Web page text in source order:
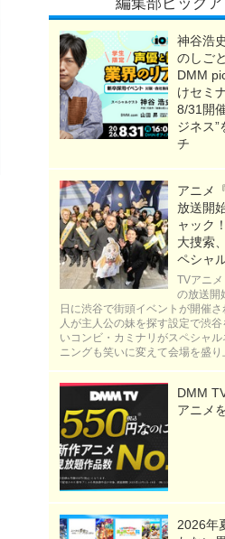
神谷浩
のしご
DMM
けセミ
8/31開
ジネス”
チ
アニメ
放送開
ャック
大捜索
ペシャ
TVアニメ
の放送開
日に渋谷で街頭イベントが開催
人が主人公の妹を探す設定で渋
いコンビ・カミナリがスペシャ
ニングも笑いに変えて会場を盛り
DMM
アニメ
2026年